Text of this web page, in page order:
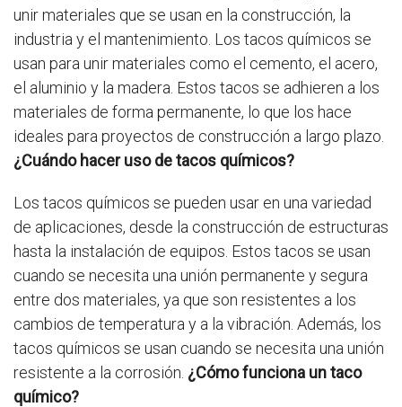
unir materiales que se usan en la construcción, la
industria y el mantenimiento. Los tacos químicos se
usan para unir materiales como el cemento, el acero,
el aluminio y la madera. Estos tacos se adhieren a los
materiales de forma permanente, lo que los hace
ideales para proyectos de construcción a largo plazo.
¿Cuándo hacer uso de tacos químicos?
Los tacos químicos se pueden usar en una variedad
de aplicaciones, desde la construcción de estructuras
hasta la instalación de equipos. Estos tacos se usan
cuando se necesita una unión permanente y segura
entre dos materiales, ya que son resistentes a los
cambios de temperatura y a la vibración. Además, los
tacos químicos se usan cuando se necesita una unión
resistente a la corrosión. ¿Cómo funciona un taco
químico?